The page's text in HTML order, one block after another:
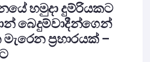
හමුදා දුම්රියකට
බෙදුම්වාදීන්ගෙන්
ප්‍රහාරයක් –